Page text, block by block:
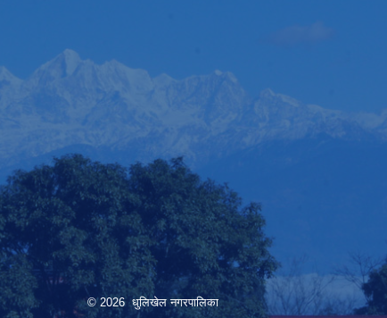
© 2026 धुलिखेल नगरपालिका